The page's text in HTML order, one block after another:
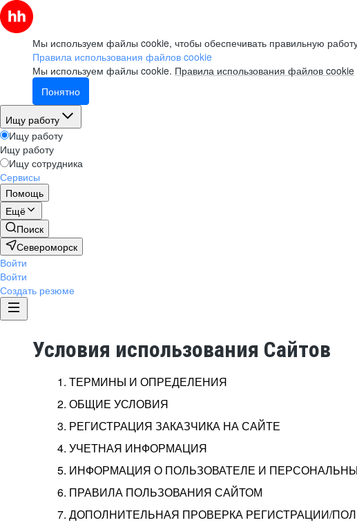
Мы используем файлы cookie, чтобы обеспечивать правильную
Правила использования файлов cookie
Мы используем файлы cookie. Правила использования файлов cookie
Понятно
Ищу работу
Ищу работу
Ищу работу
Ищу сотрудника
Сервисы
Помощь
Ещё
Поиск
Североморск
Войти
Войти
Создать резюме
Условия использования Сайтов
1. ТЕРМИНЫ И ОПРЕДЕЛЕНИЯ
2. ОБЩИЕ УСЛОВИЯ
3. РЕГИСТРАЦИЯ ЗАКАЗЧИКА НА САЙТЕ
4. УЧЕТНАЯ ИНФОРМАЦИЯ
5. ИНФОРМАЦИЯ О ПОЛЬЗОВАТЕЛЕ И
6. ПРАВИЛА ПОЛЬЗОВАНИЯ САЙТОМ
7. ДОПОЛНИТЕЛЬНАЯ ПРОВЕРКА РЕГИСТРАЦИИ/